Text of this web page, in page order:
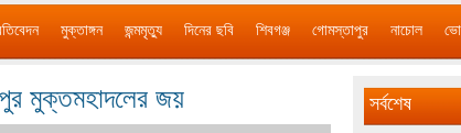
মুক্তাঙ্গন জন্মমৃত্যু দিনের ছবি শিবগঞ্জ গোমস্তাপুর নাচোল
মুক্তমহাদলের জয় সর্বশেষ